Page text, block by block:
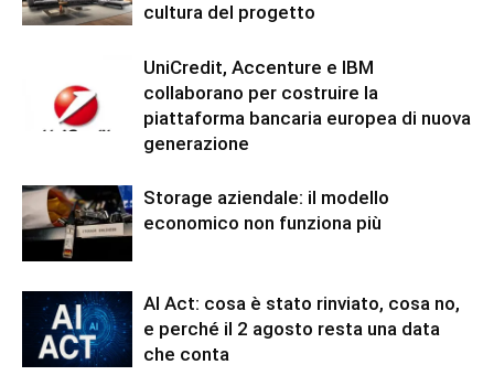
cultura del progetto
UniCredit, Accenture e IBM
collaborano per costruire la
piattaforma bancaria europea di nuova
generazione
Storage aziendale: il modello
economico non funziona più
AI Act: cosa è stato rinviato, cosa no,
e perché il 2 agosto resta una data
che conta